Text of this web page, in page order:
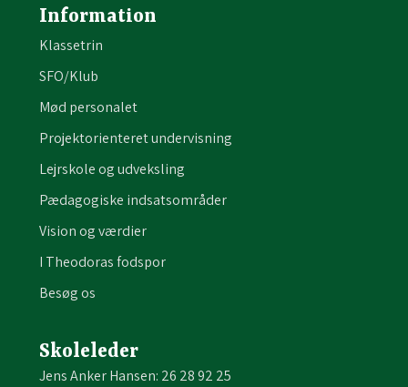
Information
Klassetrin
SFO/Klub
Mød personalet
Projektorienteret undervisning
Lejrskole og udveksling
Pædagogiske indsatsområder
Vision og værdier
I Theodoras fodspor
Besøg os
Skoleleder
Jens Anker Hansen: 26 28 92 25